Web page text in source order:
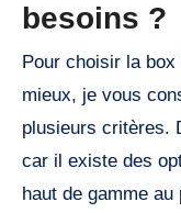
besoins ?
Pour choisir la box lingerie qui vous correspond le
mieux, je vous
plusieurs critères.
car il existe des
haut de gamme